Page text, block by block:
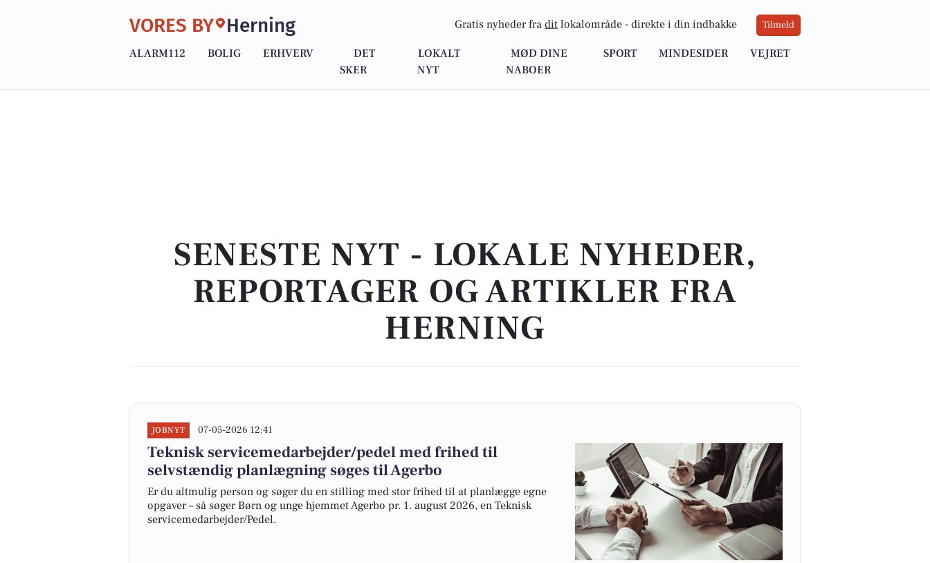
VORES BY Herning Gratis nyheder fra dit lokalområde - direkte i din indbakke Tilmeld
ALARM112 BOLIG ERHVERV
DET
SKER
LOKALT
NYT
MØD DINE
NABOER
SPORT MINDESIDER VEJRET
SENESTE NYT - LOKALE NYHEDER,
REPORTAGER OG ARTIKLER FRA
HERNING
JOBNYT 07-05-2026 12:41
Teknisk servicemedarbejder/pedel med frihed til
selvstændig planlægning søges til Agerbo
Er du altmulig person og søger du en stilling med stor frihed til at planlægge egne
opgaver – så søger Børn og unge hjemmet Agerbo pr. 1. august 2026, en Teknisk
servicemedarbejder/Pedel.